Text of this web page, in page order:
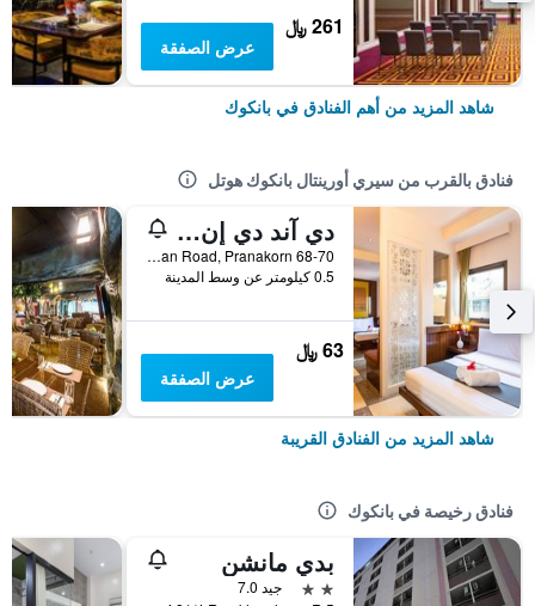
261 ﷼
عرض الصفقة
شاهد المزيد من أهم الفنادق في بانكوك
فنادق بالقرب من سيري أورينتال بانكوك هوتل
دي آند دي إن كاوسان
68-70 Khaosan Road, Pranakorn, بانكوك, تايلاند
0.5 كيلومتر عن وسط المدينة
63 ﷼
عرض الصفقة
شاهد المزيد من الفنادق القريبة
فنادق رخيصة في بانكوك
بدي مانشن
2 نجمتين
جيد 7.0